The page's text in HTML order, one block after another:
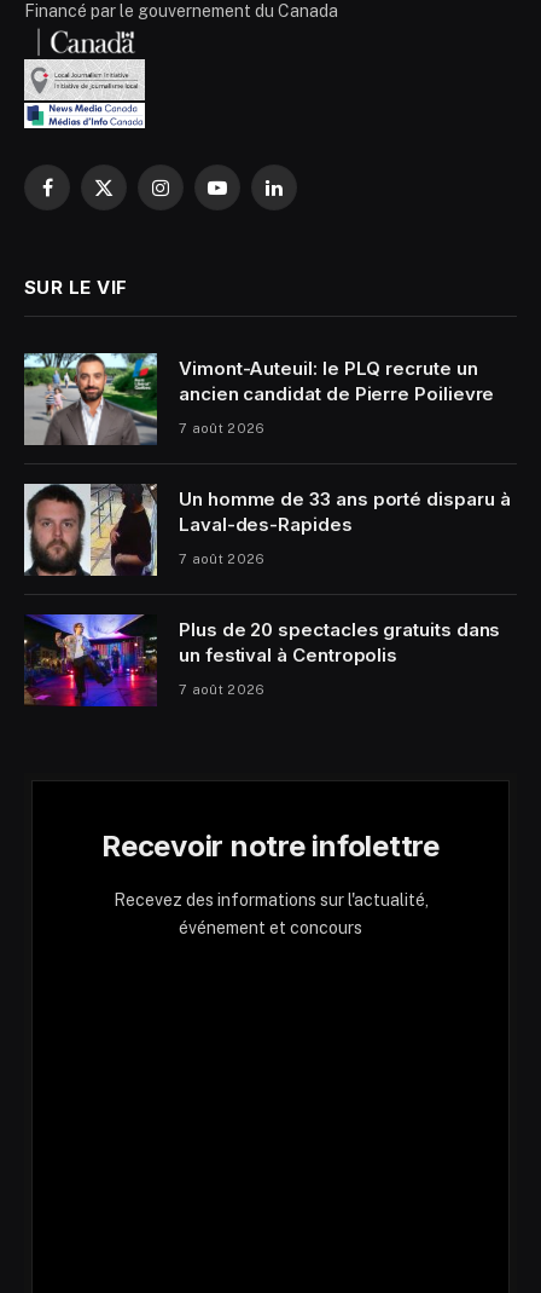
Financé par le gouvernement du Canada
Facebook
X
InstagramYouTubeLinkedIn
SUR LE VIF
Vimont-Auteuil: le PLQ recrute un
ancien candidat de Pierre Poilievre
7 août 2026
Un homme de 33 ans porté disparu à
Laval-des-Rapides
7 août 2026
Plus de 20 spectacles gratuits dans
un festival à Centropolis
7 août 2026
Recevoir notre infolettre
Recevez des informations sur l'actualité,
événement et concours